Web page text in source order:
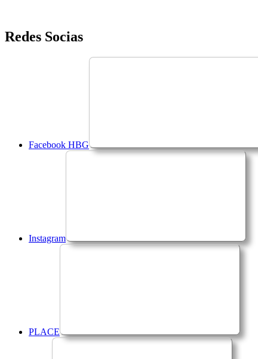
Saltar
para
Redes Socias
Facebook HBG
Instagram
PLACE